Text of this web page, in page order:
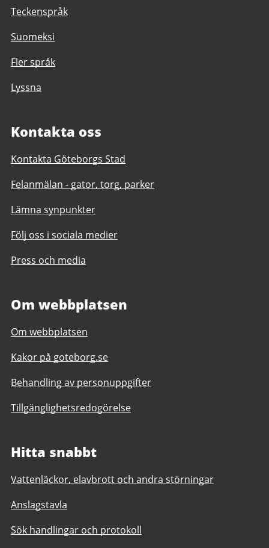
Teckenspråk
Suomeksi
Fler språk
Lyssna
Kontakta oss
Kontakta Göteborgs Stad
Felanmälan - gator, torg, parker
Lämna synpunkter
Följ oss i sociala medier
Press och media
Om webbplatsen
Om webbplatsen
Kakor på goteborg.se
Behandling av personuppgifter
Tillgänglighetsredogörelse
Hitta snabbt
Vattenläckor, elavbrott och andra störningar
Anslagstavla
Sök handlingar och protokoll